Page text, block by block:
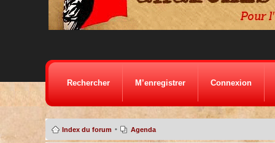
Rechercher M’enregistrer Connexion
Index du forum • Agenda